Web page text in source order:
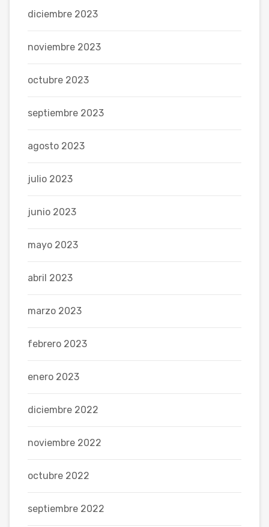
diciembre 2023
noviembre 2023
octubre 2023
septiembre 2023
agosto 2023
julio 2023
junio 2023
mayo 2023
abril 2023
marzo 2023
febrero 2023
enero 2023
diciembre 2022
noviembre 2022
octubre 2022
septiembre 2022